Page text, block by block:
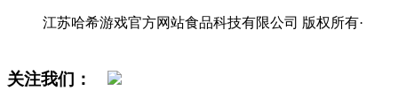
江苏哈希游戏官方网站食品科技有限公司 版权所有·
关注我们：